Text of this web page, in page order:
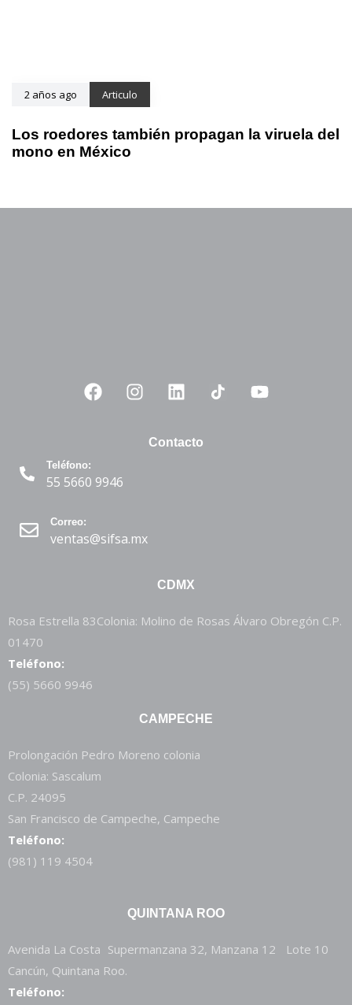
2 años ago Articulo
Los roedores también propagan la viruela del
mono en México
Contacto
Teléfono:
55 5660 9946
Correo:
ventas@sifsa.mx
CDMX
Rosa Estrella 83Colonia: Molino de Rosas Álvaro Obregón C.P.
01470
Teléfono:
(55) 5660 9946
CAMPECHE
Prolongación Pedro Moreno colonia
Colonia: Sascalum
C.P. 24095
San Francisco de Campeche, Campeche
Teléfono:
(981) 119 4504
QUINTANA ROO
Avenida La Costa Supermanzana 32, Manzana 12 Lote 10
Cancún, Quintana Roo.
Teléfono: